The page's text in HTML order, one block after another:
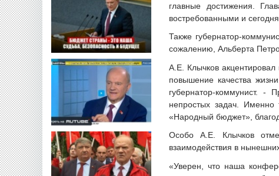
главные достижения.
востребованными и
Также губернатор-
сожалению, Альберта
А.Е. Клычков
повышение качества
губернатор-коммунист. -
непростых задач.
«Народный бюджет»,
Особо А.Е. Клычков
взаимодействия в
«Уверен, что наша